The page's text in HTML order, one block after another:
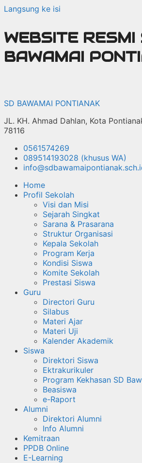
Langsung ke isi
WEBSITE RESMI
BAWAMAI
SD BAWAMAI PONTIANAK
JL. KH. Ahmad Dahlan, Kota
78116
0561574269
089514193028 (khusus WA)
Home
Profil Sekolah
Visi dan Misi
Sejarah Singkat
Sarana & Prasarana
Struktur Organisasi
Kepala Sekolah
Program Kerja
Kondisi Siswa
Komite Sekolah
Prestasi Siswa
Guru
Directori Guru
Silabus
Materi Ajar
Materi Uji
Kalender Akademik
Siswa
Direktori Siswa
Ektrakurikuler
Program Kekhasan SD
Beasiswa
e-Raport
Alumni
Direktori Alumni
Info Alumni
Kemitraan
PPDB Online
E-Learning